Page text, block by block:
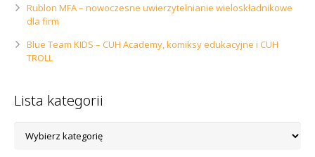
Rublon MFA – nowoczesne uwierzytelnianie wieloskładnikowe
dla firm
Blue Team KIDS – CUH Academy, komiksy edukacyjne i CUH
TROLL
Lista kategorii
kategorii